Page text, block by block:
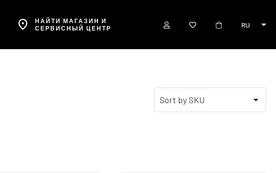
НАЙТИ МАГАЗИН И
СЕРВИСНЫЙ ЦЕНТР
RU